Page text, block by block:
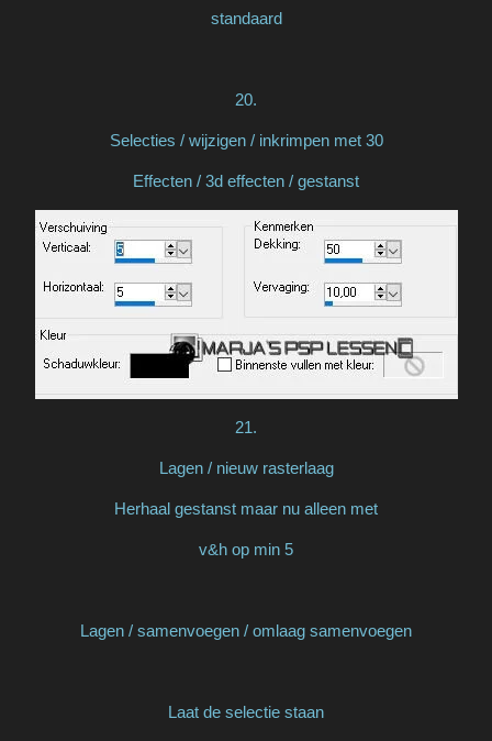
standaard
20.
Selecties / wijzigen / inkrimpen met 30
Effecten / 3d effecten / gestanst
21.
Lagen / nieuw rasterlaag
Herhaal gestanst maar nu alleen met
v&h op min 5
Lagen / samenvoegen / omlaag samenvoegen
Laat de selectie staan